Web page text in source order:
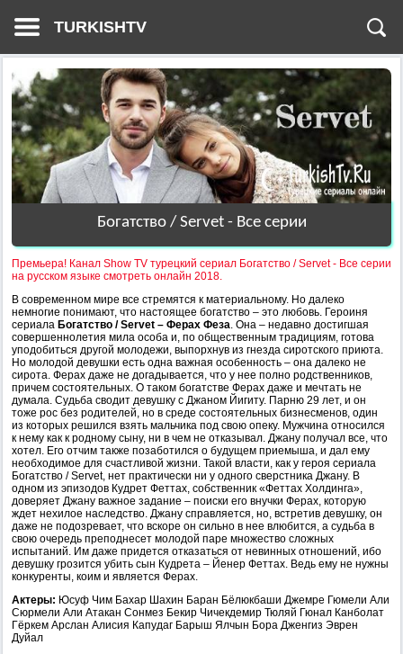
TURKISHTV
Богатство / Servet - Все серии
Премьера! Канал Show TV турецкий сериал Богатство / Servet - Все серии
на русском языке смотреть онлайн 2018.
В современном мире все стремятся к материальному. Но далеко
немногие понимают, что настоящее богатство – это любовь. Героиня
сериала Богатство / Servet – Ферах Феза. Она – недавно достигшая
совершеннолетия мила особа и, по общественным традициям, готова
уподобиться другой молодежи, выпорхнув из гнезда сиротского приюта.
Но молодой девушки есть одна важная особенность – она далеко не
сирота. Ферах даже не догадывается, что у нее полно родственников,
причем состоятельных. О таком богатстве Ферах даже и мечтать не
думала. Судьба сводит девушку с Джаном Йигиту. Парню 29 лет, и он
тоже рос без родителей, но в среде состоятельных бизнесменов, один
из которых решился взять мальчика под свою опеку. Мужчина относился
к нему как к родному сыну, ни в чем не отказывал. Джану получал все, что
хотел. Его отчим также позаботился о будущем приемыша, и дал ему
необходимое для счастливой жизни. Такой власти, как у героя сериала
Богатство / Servet, нет практически ни у одного сверстника Джану. В
одном из эпизодов Кудрет Феттах, собственник «Феттах Холдинга»,
доверяет Джану важное задание – поиски его внучки Ферах, которую
ждет нехилое наследство. Джану справляется, но, встретив девушку, он
даже не подозревает, что вскоре он сильно в нее влюбится, а судьба в
свою очередь преподнесет молодой паре множество сложных
испытаний. Им даже придется отказаться от невинных отношений, ибо
девушку грозится убить сын Кудрета – Йенер Феттах. Ведь ему не нужны
конкуренты, коим и является Ферах.
Актеры: Юсуф Чим Бахар Шахин Баран Бёлюкбаши Джемре Гюмели Али
Сюрмели Али Атакан Сонмез Бекир Чичекдемир Тюляй Гюнал Канболат
Гёркем Арслан Алисия Капудаг Барыш Ялчын Бора Дженгиз Эврен
Дуйал